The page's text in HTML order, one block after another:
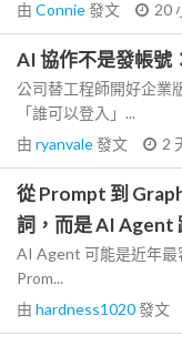
由 Connie發文 20
AI 協作不是發帳號
公司替工程師開好企業
「誰可以登入」...
由 ryanvale發文 2
從 Prompt 到
詞，而是 AI Agent
AI Agent 可能是近年最
Prom...
由 hardness1020發文